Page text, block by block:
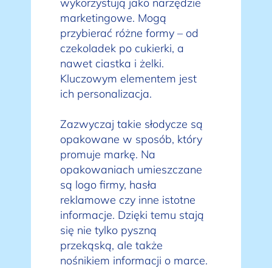
marketingowe. Mogą
przybierać różne formy – od
czekoladek po cukierki, a
nawet ciastka i żelki.
Kluczowym elementem jest
ich personalizacja.
Zazwyczaj takie słodycze są
opakowane w sposób, który
promuje markę. Na
opakowaniach umieszczane
są logo firmy, hasła
reklamowe czy inne istotne
informacje. Dzięki temu stają
się nie tylko pyszną
przekąską, ale także
nośnikiem informacji o marce.